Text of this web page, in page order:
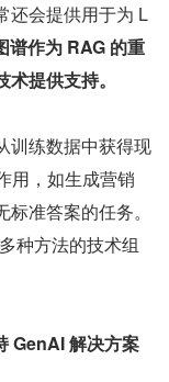
还会提供用于为 L
谱作为 RAG 的重
提供支持。
训练数据中获得现
用，如生成营销
准答案的任务。
种方法的技术组
GenAI 解决方案